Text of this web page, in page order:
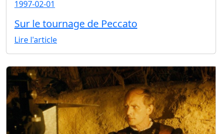
1997-02-01
Sur le tournage de Peccato
Lire l'article